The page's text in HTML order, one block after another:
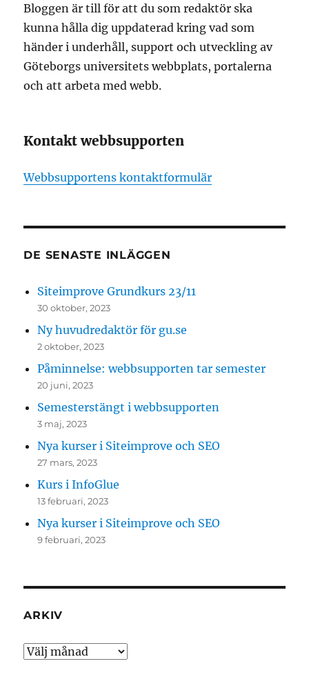
Bloggen är till för att du som redaktör ska
kunna hålla dig uppdaterad kring vad som
händer i underhåll, support och utveckling av
Göteborgs universitets webbplats, portalerna
och att arbeta med webb.
Kontakt webbsupporten
Webbsupportens kontaktformulär
DE SENASTE INLÄGGEN
Siteimprove Grundkurs 23/11
30 oktober, 2023
Ny huvudredaktör för gu.se
2 oktober, 2023
Påminnelse: webbsupporten tar semester
20 juni, 2023
Semesterstängt i webbsupporten
3 maj, 2023
Nya kurser i Siteimprove och SEO
27 mars, 2023
Kurs i InfoGlue
13 februari, 2023
Nya kurser i Siteimprove och SEO
9 februari, 2023
ARKIV
Arkiv